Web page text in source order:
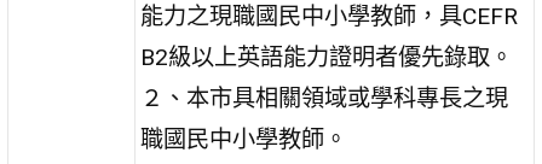
能力之現職國民中小學教師，具CEFR
B2級以上英語能力證明者優先錄取。
２、本市具相關領域或學科專長之現
職國民中小學教師。